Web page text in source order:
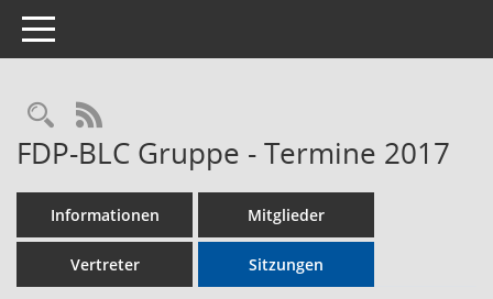
Toggle navigation
Rechercheauswahl
RSS-Feed
FDP-BLC Gruppe - Termine 2017
Informationen Mitglieder
Vertreter Sitzungen